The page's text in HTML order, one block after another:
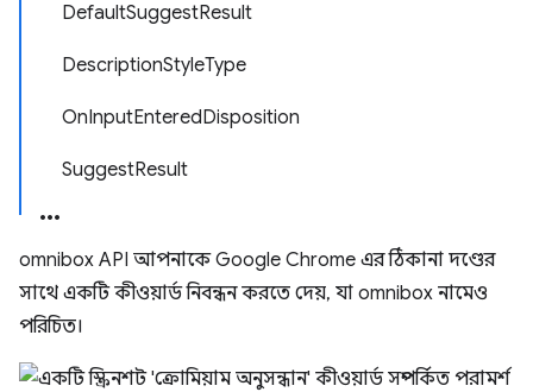
DefaultSuggestResult
DescriptionStyleType
OnInputEnteredDisposition
SuggestResult
omnibox API আপনাকে Google Chrome এর ঠিকানা দণ্ডের
সাথে একটি কীওয়ার্ড নিবন্ধন করতে দেয়, যা omnibox নামেও
পরিচিত।